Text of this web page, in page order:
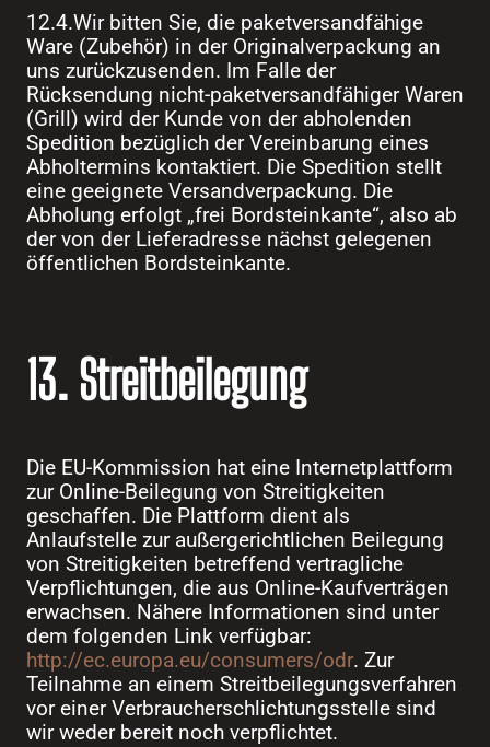
12.4.Wir bitten Sie, die paketversandfähige
Ware (Zubehör) in der Originalverpackung an
uns zurückzusenden. Im Falle der
Rücksendung nicht-paketversandfähiger Waren
(Grill) wird der Kunde von der abholenden
Spedition bezüglich der Vereinbarung eines
Abholtermins kontaktiert. Die Spedition stellt
eine geeignete Versandverpackung. Die
Abholung erfolgt „frei Bordsteinkante“, also ab
der von der Lieferadresse nächst gelegenen
öffentlichen Bordsteinkante.
13. Streitbeilegung
Die EU-Kommission hat eine Internetplattform
zur Online-Beilegung von Streitigkeiten
geschaffen. Die Plattform dient als
Anlaufstelle zur außergerichtlichen Beilegung
von Streitigkeiten betreffend vertragliche
Verpflichtungen, die aus Online-Kaufverträgen
erwachsen. Nähere Informationen sind unter
dem folgenden Link verfügbar:
http://ec.europa.eu/consumers/odr. Zur
Teilnahme an einem Streitbeilegungsverfahren
vor einer Verbraucherschlichtungsstelle sind
wir weder bereit noch verpflichtet.